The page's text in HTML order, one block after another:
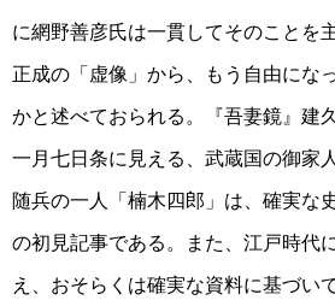
に網野善彦氏は一貫してそのことを
正成の「虚像」から、もう自由にな
かと述べておられる。『吾妻鏡』建
一月七日条に見える、武蔵国の御家
随兵の一人「楠木四郎」は、確実な
の初見記事である。また、江戸時代
え、おそらくは確実な資料に基づい